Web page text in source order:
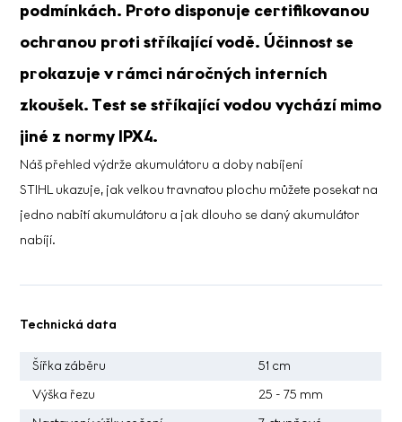
podmínkách. Proto disponuje certifikovanou
ochranou proti stříkající vodě. Účinnost se
prokazuje v rámci náročných interních
zkoušek. Test se stříkající vodou vychází mimo
jiné z normy IPX4.
Náš přehled výdrže akumulátoru a doby nabíjení
STIHLukazuje, jak velkou travnatou plochu můžete posekat na
jedno nabití akumulátoru a jak dlouho se daný akumulátor
nabíjí.
Technická data
Šířka záběru
51 cm
Výška řezu
25 - 75 mm